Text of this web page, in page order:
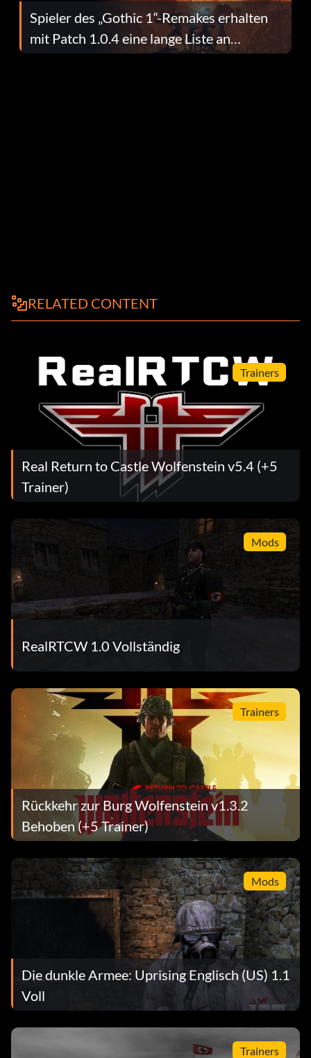
Spieler des „Gothic 1“-Remakes erhalten
mit Patch 1.0.4 eine lange Liste an
Fehlerbehebungen
RELATED CONTENT
Trainers
Real Return to Castle Wolfenstein v5.4 (+5
Trainer)
Mods
RealRTCW 1.0 Vollständig
Trainers
Rückkehr zur Burg Wolfenstein v1.3.2
Behoben (+5 Trainer)
Mods
Die dunkle Armee: Uprising Englisch (US) 1.1
Voll
Trainers